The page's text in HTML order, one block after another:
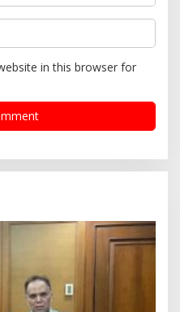
in this browser for